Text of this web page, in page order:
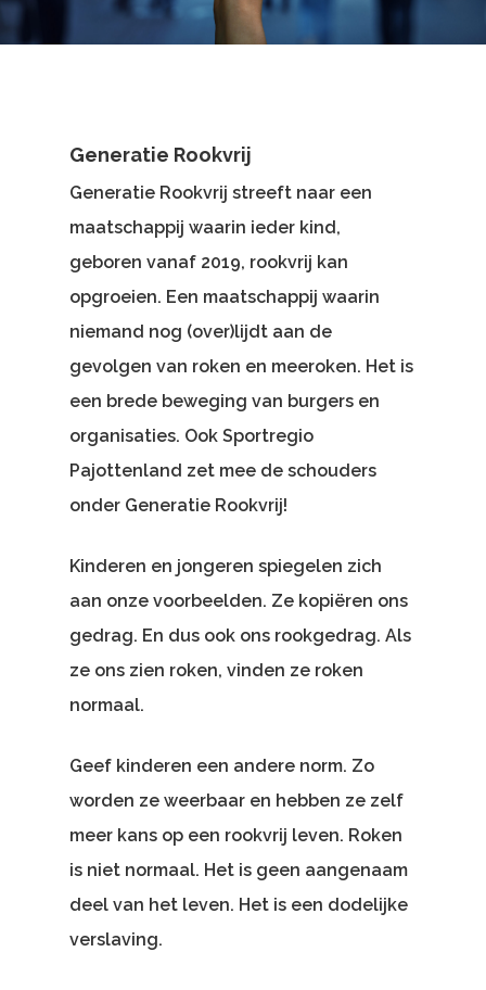
Generatie Rookvrij
Generatie Rookvrij streeft naar een
maatschappij waarin ieder kind,
geboren vanaf 2019, rookvrij kan
opgroeien. Een maatschappij waarin
niemand nog (over)lijdt aan de
gevolgen van roken en meeroken. Het is
een brede beweging van burgers en
organisaties. Ook Sportregio
Pajottenland zet mee de schouders
onder Generatie Rookvrij!
Kinderen en jongeren spiegelen zich
aan onze voorbeelden. Ze kopiëren ons
gedrag. En dus ook ons rookgedrag. Als
ze ons zien roken, vinden ze roken
normaal.
Geef kinderen een andere norm. Zo
worden ze weerbaar en hebben ze zelf
meer kans op een rookvrij leven. Roken
is niet normaal. Het is geen aangenaam
deel van het leven. Het is een dodelijke
verslaving.